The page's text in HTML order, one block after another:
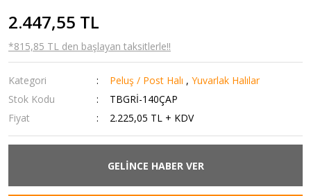
2.447,55 TL
*815,85 TL den başlayan taksitlerle!!
Kategori Peluş / Post Halı ,Yuvarlak Halılar
Stok Kodu
TBGRİ-140ÇAP
Fiyat
2.225,05 TL + KDV
GELİNCE HABER VER